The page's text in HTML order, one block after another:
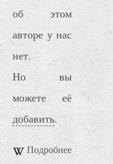
об этом
авторе у нас
нет.
Но вы
можете её
добавить.
Подробнее